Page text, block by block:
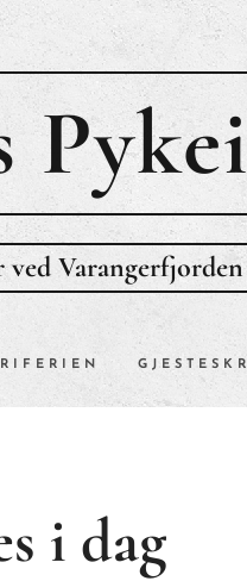
P
Varangerfjorden
i dag